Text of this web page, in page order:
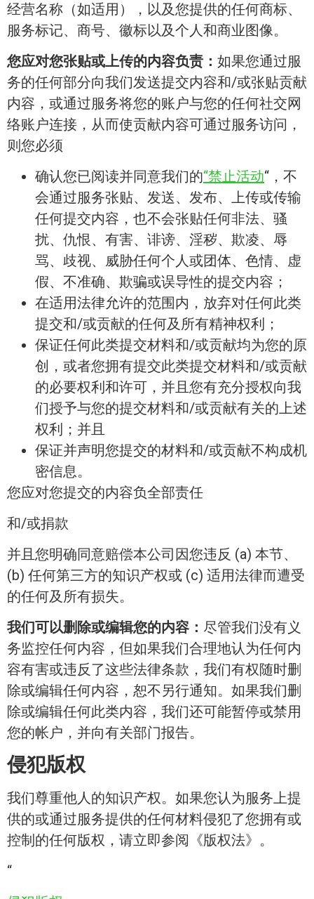
经营名称（如适用），以及您提供的任何商标、
服务标记、商号、徽标以及个人和商业图像。
您应对您张贴或上传的内容负责： 如果您通过服
务的任何部分向我们发送提交内容和/或张贴贡献
内容，或通过服务将您的账户与您的任何社交网
络账户连接，从而使贡献内容可通过服务访问，
则您必须
确认您已阅读并同意我们的“禁止活动“，不
会通过服务张贴、发送、发布、上传或传输
任何提交内容，也不会张贴任何非法、骚
扰、仇恨、有害、诽谤、淫秽、欺凌、辱
骂、歧视、威胁任何个人或团体、色情、虚
假、不准确、欺骗或误导性的提交内容；
在适用法律允许的范围内，放弃对任何此类
提交和/或贡献的任何及所有精神权利；
保证任何此类提交材料和/或贡献均为您的原
创，或者您拥有提交此类提交材料和/或贡献
的必要权利和许可，并且您有充分授权向我
们授予与您的提交材料和/或贡献有关的上述
权利；并且
保证并声明您提交的材料和/或贡献不构成机
密信息。
您应对您提交的内容负全部责任
和/或捐款
并且您明确同意赔偿本公司因您违反 (a) 本节、
(b) 任何第三方的知识产权或 (c) 适用法律而遭受
的任何及所有损失。
我们可以删除或编辑您的内容： 尽管我们没有义
务监控任何内容，但如果我们合理地认为任何内
容有害或违反了这些法律条款，我们有权随时删
除或编辑任何内容，恕不另行通知。如果我们删
除或编辑任何此类内容，我们还可能暂停或禁用
您的帐户，并向有关部门报告。
侵犯版权
我们尊重他人的知识产权。如果您认为服务上提
供的或通过服务提供的任何材料侵犯了您拥有或
控制的任何版权，请立即参阅《版权法》。
“